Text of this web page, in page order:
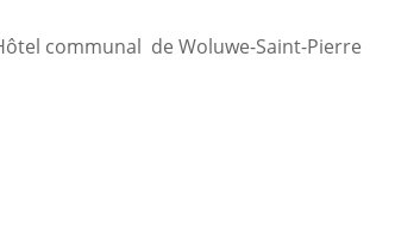
communal de Woluwe-Saint-Pierre